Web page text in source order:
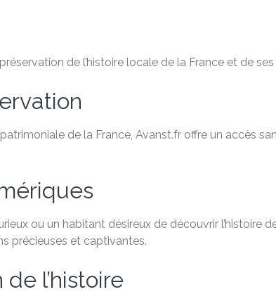
de l’histoire locale de la France et de
de la France, Avanst.fr offre un accès
ou un habitant désireux de découvrir l’histoire
précieuses et captivantes.
l’histoire